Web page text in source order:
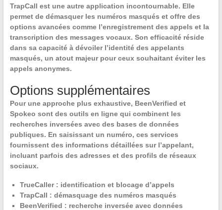
TrapCall est une autre application incontournable. Elle
permet de démasquer les numéros masqués et offre des
options avancées comme l’enregistrement des appels et la
transcription des messages vocaux. Son efficacité réside
dans sa capacité à dévoiler l’identité des appelants
masqués, un atout majeur pour ceux souhaitant éviter les
appels anonymes.
Options supplémentaires
Pour une approche plus exhaustive, BeenVerified et
Spokeo sont des outils en ligne qui combinent les
recherches inversées avec des bases de données
publiques. En saisissant un numéro, ces services
fournissent des informations détaillées sur l’appelant,
incluant parfois des adresses et des profils de réseaux
sociaux.
TrueCaller: identification et blocage d’appels
TrapCall : démasquage des numéros masqués
BeenVerified : recherche inversée avec données